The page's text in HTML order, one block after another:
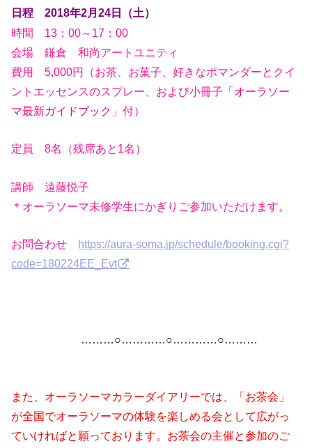
日程 2018年2月24日（土）
時間 13：00～17：00
会場 鎌倉 和尚アートユニティ
費用 5,000円（お茶、お菓子、好きなポマンダーとクイ
ントエッセンスのスプレー、および小冊子「オーラソー
マ最新ガイドブック 」付）
定員 8名（残席あと1名）
講師 遠藤悦子
＊オーラソーマ未修学生にかぎりご参加いただけます。
お問合わせ https://aura-soma.jp/schedule/booking.cgi?
code=180224EE_Evt
………○…………○…………○………
また、オーラソーマカラーダイアリーでは、「お茶会」
が全国でオーラソーマの体験を楽しめる会として広がっ
ていければと願っております。お茶会の主催と参加のご